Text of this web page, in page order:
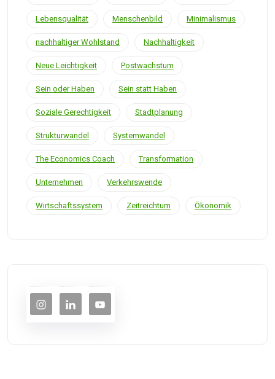
Lebensqualität Menschenbild Minimalismus
nachhaltiger Wohlstand Nachhaltigkeit
Neue Leichtigkeit Postwachstum
Sein oder Haben Sein statt Haben
Soziale Gerechtigkeit Stadtplanung
Strukturwandel Systemwandel
The Economics Coach Transformation
Unternehmen Verkehrswende
Wirtschaftssystem Zeitreichtum Ökonomik